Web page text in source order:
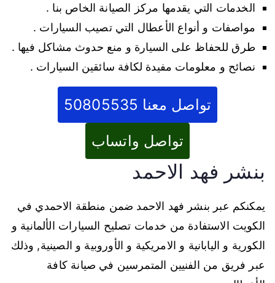
الخدمات التي يقدمها مركز الصيانة الخاص بنا .
مواصفات و أنواع الأعطال التي تصيب السيارات .
طرق للحفاظ على السيارة و منع حدوث مشاكل فيها .
نصائح و معلومات مفيدة لكافة سائقين السيارات .
تواصل معنا 50805535
تواصل واتساب
بنشر فهد الاحمد
يمكنكم عبر بنشر فهد الاحمد ضمن منطقة الاحمدي في
الكويت الاستفادة من خدمات تصليح السيارات الألمانية و
الكورية و اليابانية و الامريكية و الأوروبية و الصينية, وذلك
عبر فريق من الفنيين المتمرسين في صيانة كافة